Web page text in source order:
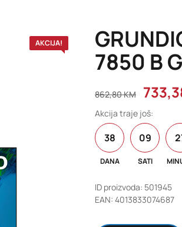
AKCIJA!
7850 B
862,80KM
Akcija traje još:
38
DANA
09
SATI
ID proizvoda: 501945
EAN: 4013833074687